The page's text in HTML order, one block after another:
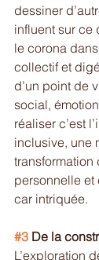
dessiner
influent sur ce
le corona
collectif et
d’un point de
social,
réaliser c’est
inclusive, une
transformation
personnelle
car intriquée.
#3 De la
L’exploration